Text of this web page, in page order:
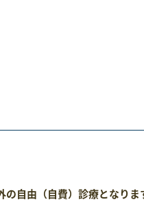
自由（自費）診療となりま